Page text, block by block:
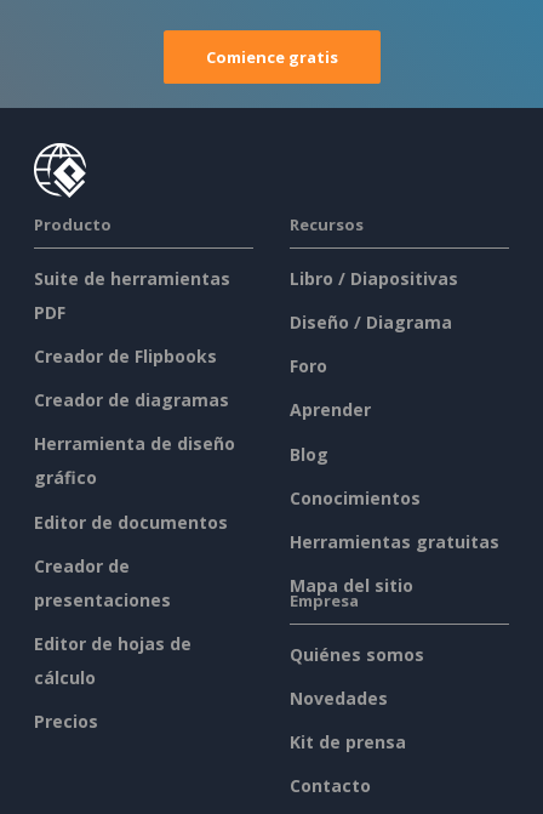
Comience gratis
Producto
Suite de herramientas
PDF
Creador de Flipbooks
Creador de diagramas
Herramienta de diseño
gráfico
Editor de documentos
Creador de
presentaciones
Editor de hojas de
cálculo
Precios
Recursos
Libro / Diapositivas
Diseño / Diagrama
Foro
Aprender
Blog
Conocimientos
Herramientas gratuitas
Mapa del sitio
Empresa
Quiénes somos
Novedades
Kit de prensa
Contacto